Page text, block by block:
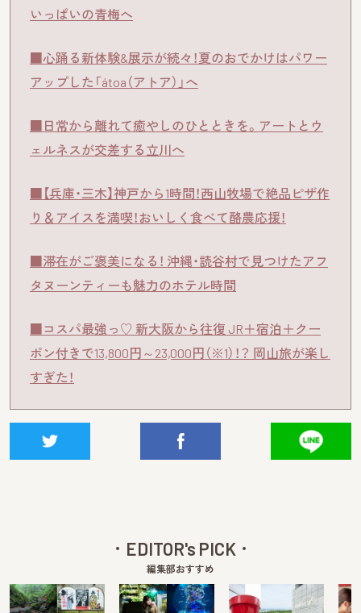
いっぱいの青梅へ
■心踊る新体験&展示が続々！夏のおでかけはパワー
アップした「átoa（アトア）」へ
■日常から離れて癒やしのひとときを。アートとウ
ェルネスが交差する立川へ
■【兵庫・三木】神戸から1時間！西山牧場で絶品ピザ作
り＆アイスを満喫！おいしく食べて酪農応援！
■滞在がご褒美になる！ 沖縄・読谷村で見つけたアフ
タヌーンティーも魅力のホテル時間
■コスパ最強っ♡ 新大阪から往復 JR＋宿泊＋クー
ポン付きで13,800円～23,000円（※1）！？ 岡山旅が楽し
すぎた！
EDITOR's PICK
編集部おすすめ